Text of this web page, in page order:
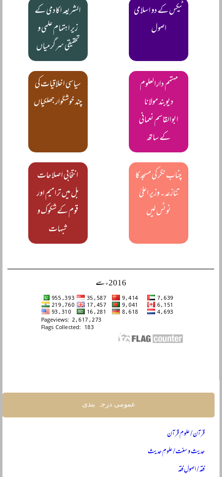
ٹیکس کے دو اسلامی
اصول
الشریعہ اکادمی کے
زیر اہتمام علمی و
تحقیقی سرگرمیاں
مہتمم دارالعلوم
دیوبند مولانا
ابوالقاسم نعمانی
کے ساتھ
سیاسی اخلاقیات کی
چند خوشگوار جھلکیاں
چناب نگر کی مسجد کا
تنازعہ۔ وزیر اعلیٰ
نوٹس لیں
انتخابی اصلاحات
بل میں ترامیم اور
قوم کے شکوک و
شبہات
2016ء سے
عمومی درجہ بندی
قرآن / علومِ قرآن
حدیث و سنت / علومِ حدیث
فقہ / اصولِ فقہ